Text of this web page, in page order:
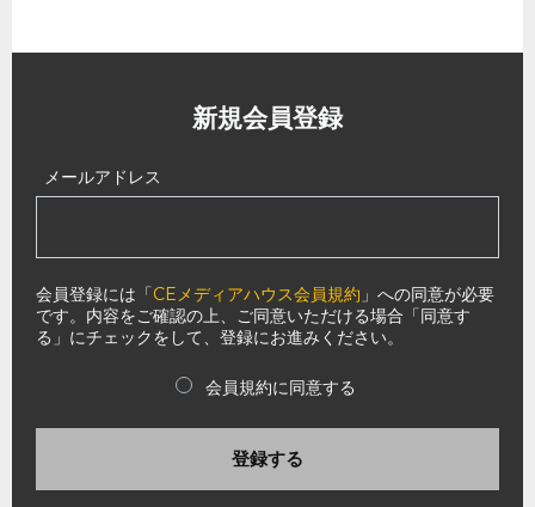
新規会員登録
メールアドレス
会員登録には「CEメディアハウス会員規約 」への同意が必要
です。内容をご確認の上、ご同意いただける場合「同意す
る」にチェックをして、登録にお進みください。
会員規約に同意する
登録する